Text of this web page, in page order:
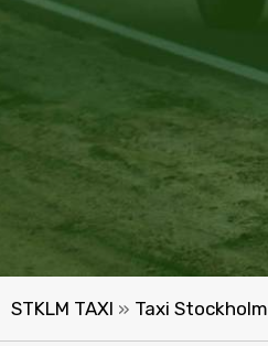
STKLM TAXI » Taxi Stockholm